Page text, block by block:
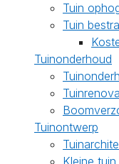
Tuin
Tuin
Tuinonderhoud
Tuinontwerp
Kleine